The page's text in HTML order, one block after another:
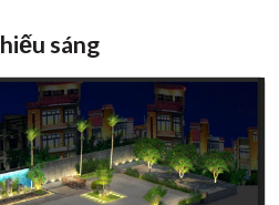
sáng